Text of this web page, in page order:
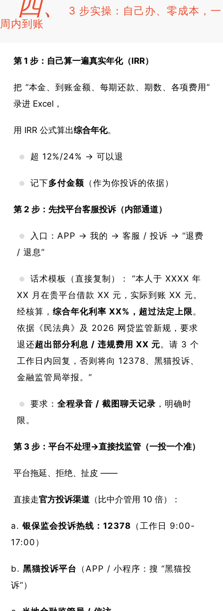
3 步实操：自己办、零成本，一
周内到账
第 1 步：自己算一遍真实年化（IRR）
把 “本金、到账金额、每期还款、期数、各项费用”
录进 Excel，
用 IRR 公式算出综合年化。
超 12%/24% → 可以退
记下多付金额 （作为你投诉的依据）
第 2 步：先找平台客服投诉（内部通道）
入口：APP → 我的 → 客服 / 投诉 → “退费
/ 退息”
话术模板（直接复制）： “本人于 XXXX 年
XX 月在贵平台借款 XX 元，实际到账 XX 元。
经核算， 综合年化利率 XX%，超过法定上限 。
依据《民法典》及 2026 网贷监管新规，要求
退还超出部分利息 / 违规费用 XX 元。请 3 个
工作日内回复，否则将向 12378、黑猫投诉、
金融监管局举报。”
要求： 全程录音 / 截图聊天记录 ，明确时
限。
第 3 步：平台不处理→直接找监管（一投一个准）
平台拖延、拒绝、扯皮 ——
直接走官方投诉渠道（比中介管用 10 倍）：
银保监会投诉热线：12378 （工作日 9:00-
17:00）
黑猫投诉平台
（APP / 小程序：搜 “黑猫投
诉”）